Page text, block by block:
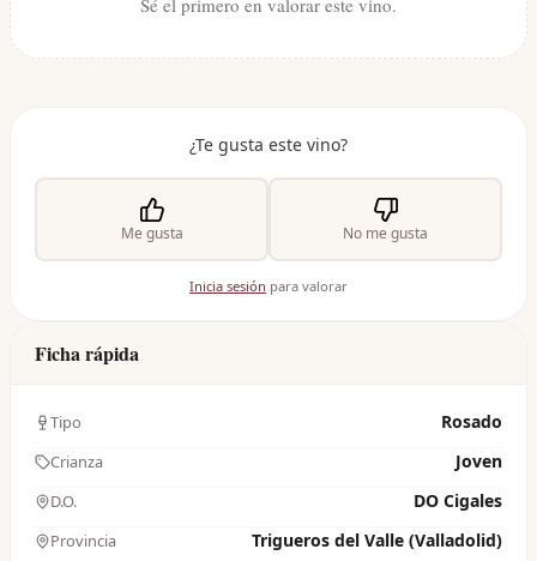
Sé el primero en valorar este vino.
¿Te gusta este vino?
Me gusta No me gusta
Inicia sesión para valorar
Ficha rápida
Tipo Rosado
Crianza Joven
D.O. DO Cigales
Provincia Trigueros del Valle (Valladolid)